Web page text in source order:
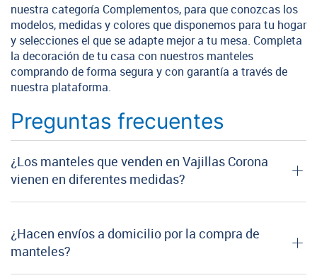
nuestra categoría Complementos, para que conozcas los
modelos, medidas y colores que disponemos para tu hogar
y selecciones el que se adapte mejor a tu mesa. Completa
la decoración de tu casa con nuestros manteles
comprando de forma segura y con garantía a través de
nuestra plataforma.
Preguntas frecuentes
¿Los manteles que venden en Vajillas Corona
vienen en diferentes medidas?
¿Hacen envíos a domicilio por la compra de
manteles?